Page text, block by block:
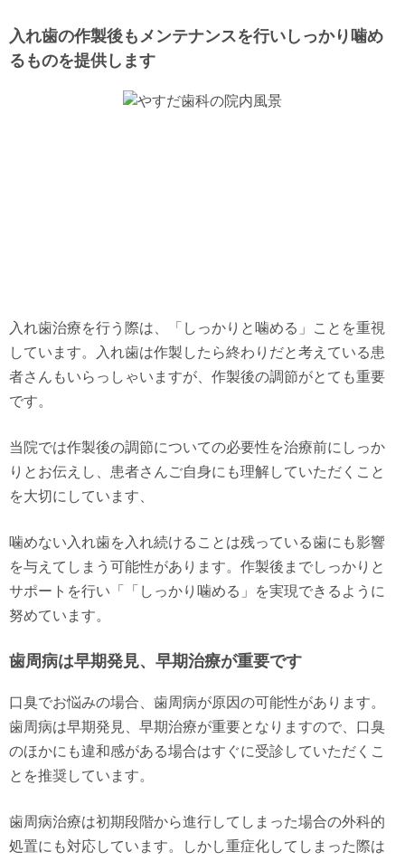
入れ歯の作製後もメンテナンスを行いしっかり噛め
るものを提供します
入れ歯治療を行う際は、「しっかりと噛める」ことを重視
しています。入れ歯は作製したら終わりだと考えている患
者さんもいらっしゃいますが、作製後の調節がとても重要
です。
当院では作製後の調節についての必要性を治療前にしっか
りとお伝えし、患者さんご自身にも理解していただくこと
を大切にしています、
噛めない入れ歯を入れ続けることは残っている歯にも影響
を与えてしまう可能性があります。作製後までしっかりと
サポートを行い「「しっかり噛める」を実現できるように
努めています。
歯周病は早期発見、早期治療が重要です
口臭でお悩みの場合、歯周病が原因の可能性があります。
歯周病は早期発見、早期治療が重要となりますので、口臭
のほかにも違和感がある場合はすぐに受診していただくこ
とを推奨しています。
歯周病治療は初期段階から進行してしまった場合の外科的
処置にも対応しています。しかし重症化してしまった際は